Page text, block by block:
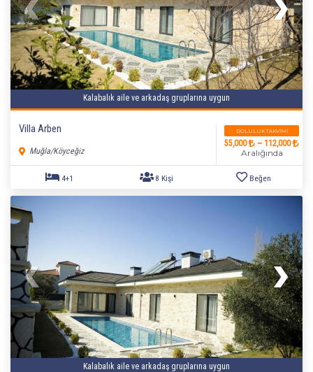
Kalabalık aile ve arkadaş gruplarına uygun
Villa Arben
Muğla/Köyceğiz
DOLULUK TAKVIMI
55,000 ~ 112,000
Aralığında
Kalabalık aile ve arkadaş gruplarına uygun